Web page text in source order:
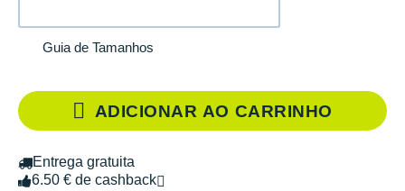
Guia de Tamanhos
ADICIONAR AO CARRINHO
Entrega gratuita
6.50 € de cashback